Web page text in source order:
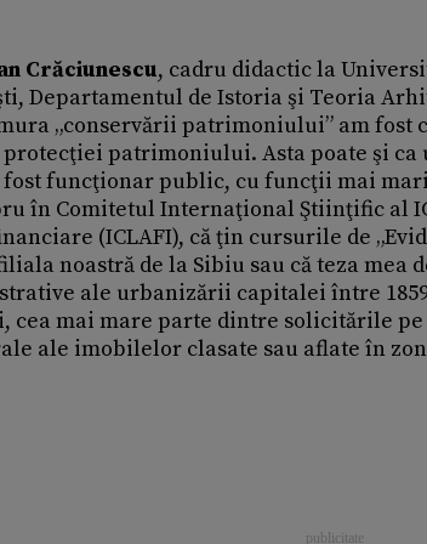
Crăciunescu, cadru didactic la
Departamentul de Istoria şi Teoria
„conservării patrimoniului” am fost
patrimoniului. Asta poate şi
fost funcţionar public, cu funcţii mai
în Comitetul Internaţional Ştiinţific al
(ICLAFI), că ţin cursurile de
noastră de la Sibiu sau că teza mea
ale urbanizării capitalei între 1859
mai mare parte dintre solicitările
ale imobilelor clasate sau aflate în